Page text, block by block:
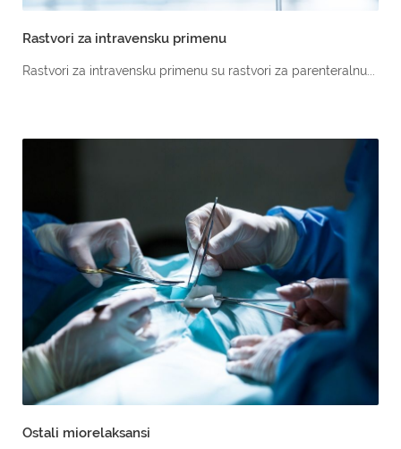
Rastvori za intravensku primenu
Rastvori za intravensku primenu su rastvori za parenteralnu...
Ostali miorelaksansi